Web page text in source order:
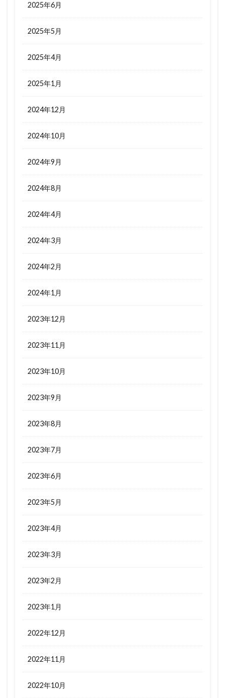
2025年6月
2025年5月
2025年4月
2025年1月
2024年12月
2024年10月
2024年9月
2024年8月
2024年4月
2024年3月
2024年2月
2024年1月
2023年12月
2023年11月
2023年10月
2023年9月
2023年8月
2023年7月
2023年6月
2023年5月
2023年4月
2023年3月
2023年2月
2023年1月
2022年12月
2022年11月
2022年10月